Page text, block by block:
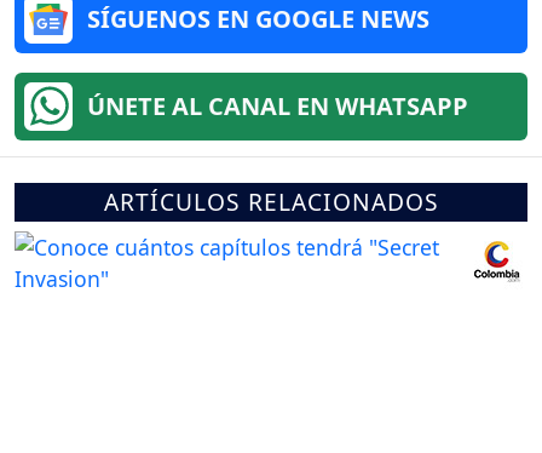
SÍGUENOS EN GOOGLE NEWS
ÚNETE AL CANAL EN WHATSAPP
ARTÍCULOS RELACIONADOS